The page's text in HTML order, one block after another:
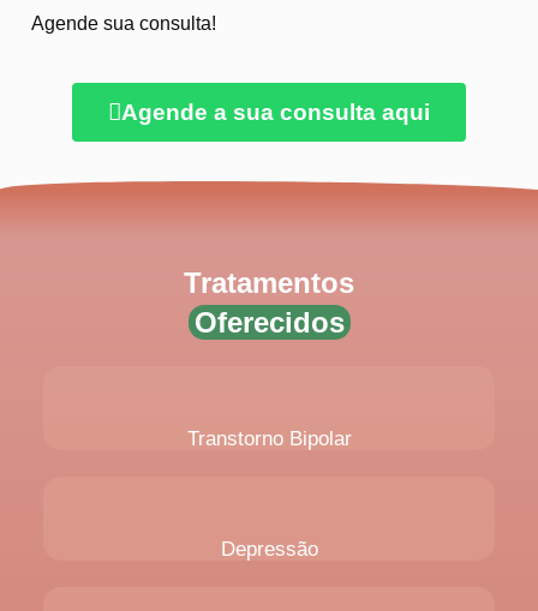
Agende sua consulta!
Agende a sua consulta aqui
Tratamentos
Oferecidos
Transtorno Bipolar
Depressão